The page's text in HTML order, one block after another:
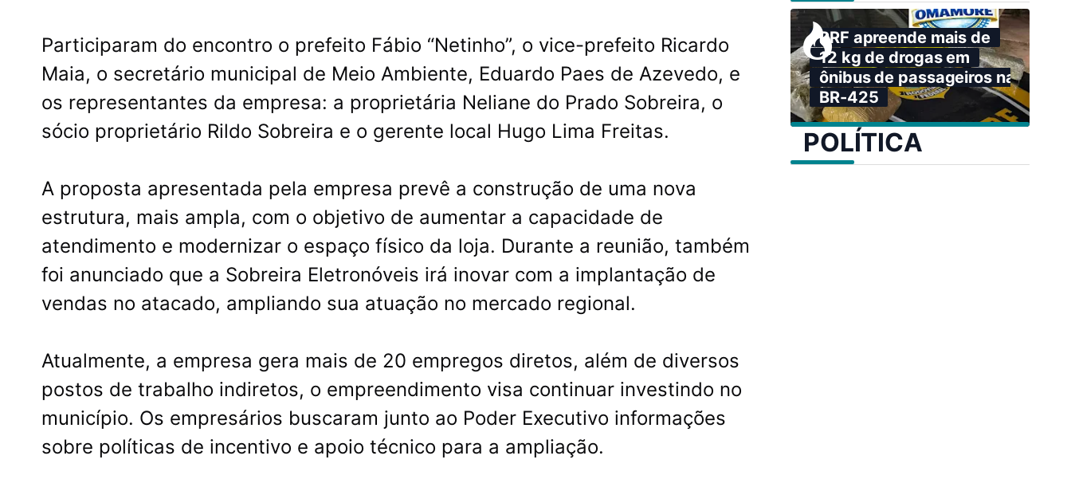
Participaram do encontro o prefeito Fábio “Netinho”, o vice-prefeito Ricardo
Maia, o secretário municipal de Meio Ambiente, Eduardo Paes de Azevedo, e
os representantes da empresa: a proprietária Neliane do Prado Sobreira, o
sócio proprietário Rildo Sobreira e o gerente local Hugo Lima Freitas.
A proposta apresentada pela empresa prevê a construção de uma nova
estrutura, mais ampla, com o objetivo de aumentar a capacidade de
atendimento e modernizar o espaço físico da loja. Durante a reunião, também
foi anunciado que a Sobreira Eletronóveis irá inovar com a implantação de
vendas no atacado, ampliando sua atuação no mercado regional.
Atualmente, a empresa gera mais de 20 empregos diretos, além de diversos
postos de trabalho indiretos, o empreendimento visa continuar investindo no
município. Os empresários buscaram junto ao Poder Executivo informações
sobre políticas de incentivo e apoio técnico para a ampliação.
PRF apreende mais de
12 kg de drogas em
ônibus de passageiros na
BR-425
POLÍTICA